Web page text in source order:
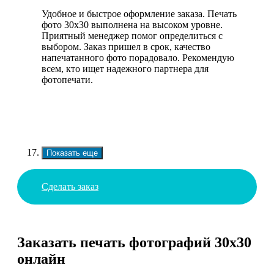
Удобное и быстрое оформление заказа. Печать
фото 30х30 выполнена на высоком уровне.
Приятный менеджер помог определиться с
выбором. Заказ пришел в срок, качество
напечатанного фото порадовало. Рекомендую
всем, кто ищет надежного партнера для
фотопечати.
Показать еще
Сделать заказ
Заказать печать фотографий 30х30
онлайн